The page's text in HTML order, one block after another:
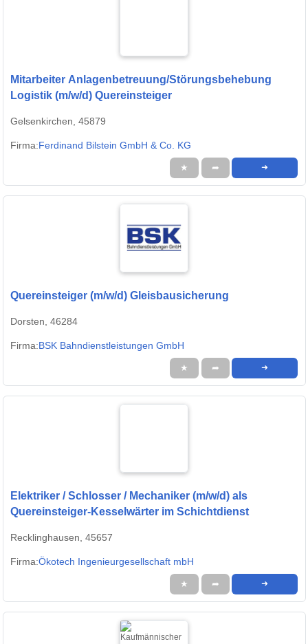
Mitarbeiter Anlagenbetreuung/Störungsbehebung
Logistik (m/w/d) Quereinsteiger
Gelsenkirchen, 45879
Firma:Ferdinand Bilstein GmbH & Co. KG
★ ➦ ➜
Quereinsteiger (m/w/d) Gleisbausicherung
Dorsten, 46284
Firma:BSK Bahndienstleistungen GmbH
★ ➦ ➜
Elektriker / Schlosser / Mechaniker (m/w/d) als
Quereinsteiger-Kesselwärter im Schichtdienst
Recklinghausen, 45657
Firma:Ökotech Ingenieurgesellschaft mbH
★ ➦ ➜